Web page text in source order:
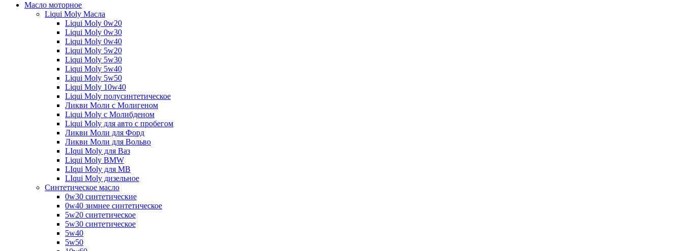
Масло моторное
Liqui Moly Масла
Liqui Moly 0w20
Liqui Moly 0w30
Liqui Moly 0w40
Liqui Moly 5w20
Liqui Moly 5w30
Liqui Moly 5w40
Liqui Moly 5w50
Liqui Moly 10w40
Liqui Moly полусинтетическое
Ликви Моли с Молигеном
Liqui Moly с Молибденом
Liqui Moly для авто с пробегом
Ликви Моли для Форд
Ликви Моли для Вольво
LIqui Moly для Ваз
Liqui Moly BMW
LIqui Moly для MB
LIqui Moly дизельное
Синтетическое масло
0w30 синтетические
0w40 зимнее синтетическое
5w20 синтетическое
5w30 синтетическое
5w40
5w50